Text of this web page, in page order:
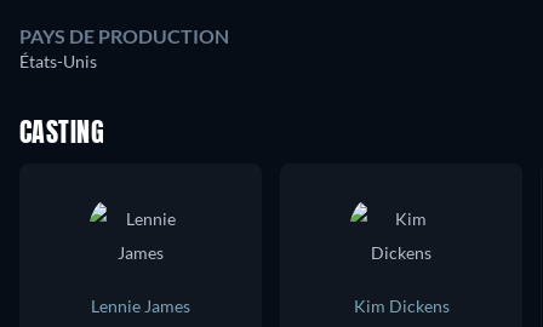
PAYS DE PRODUCTION
États-Unis
CASTING
Lennie James
Kim Dickens